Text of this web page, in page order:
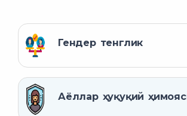
Гендер тенглик
Аёллар ҳуқуқий